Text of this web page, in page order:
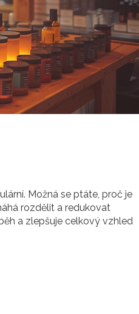
Možná se ptáte, proč je
rozdělit a redukovat
a zlepšuje celkový vzhled